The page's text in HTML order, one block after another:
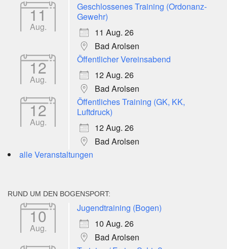
11
Aug.
Geschlossenes Training (Ordonanz-
Gewehr)
11 Aug. 26
Bad Arolsen
12
Aug.
Öffentlicher Vereinsabend
12 Aug. 26
Bad Arolsen
12
Aug.
Öffentliches Training (GK, KK,
Luftdruck)
12 Aug. 26
Bad Arolsen
alle Veranstaltungen
RUND UM DEN BOGENSPORT:
10
Aug.
Jugendtraining (Bogen)
10 Aug. 26
Bad Arolsen